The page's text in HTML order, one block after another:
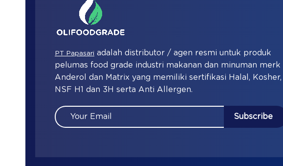
PT Papasari adalah distributor / agen resmi untuk produk
pelumas food grade industri makanan dan minuman merk
Anderol dan Matrix yang memiliki sertifikasi Halal, Kosher,
NSF H1 dan 3H serta Anti Allergen.